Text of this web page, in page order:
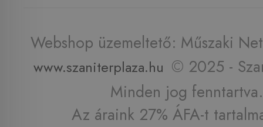
Webshop üzemeltető: Műszaki
www.szaniterplaza.hu © 2025 -
Minden jog fenntartva.
Az áraink 27% ÁFA-t